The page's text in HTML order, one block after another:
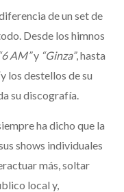
de un set de
Desde los himnos
“6 AM”y “Ginza”, hasta
los destellos de su
su discografía.
ha dicho que la
shows individuales
más, soltar
local y,